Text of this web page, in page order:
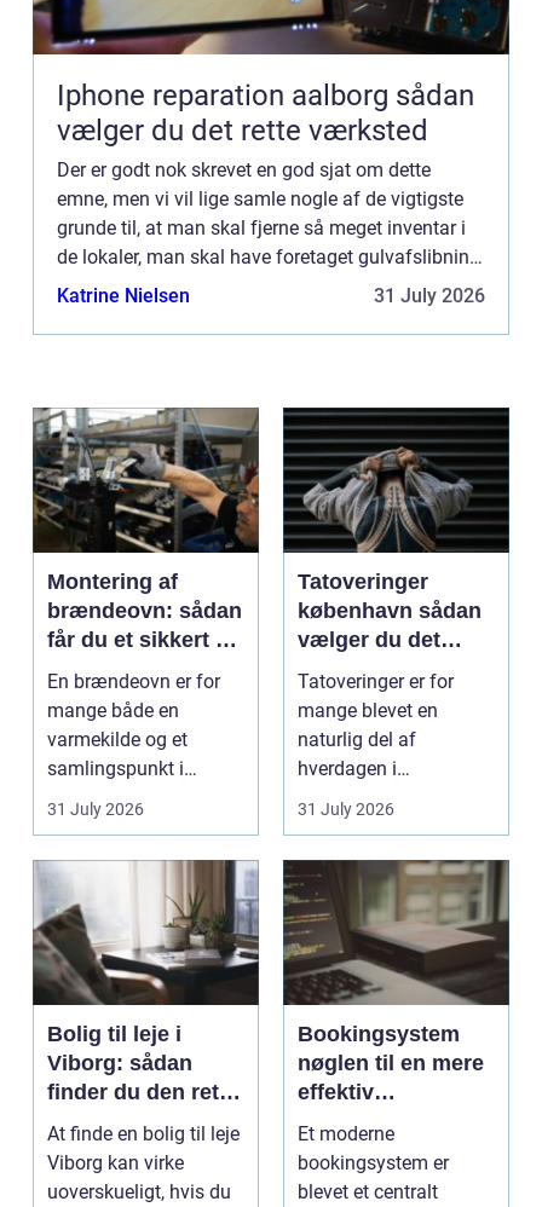
Iphone reparation aalborg sådan
vælger du det rette værksted
Der er godt nok skrevet en god sjat om dette
emne, men vi vil lige samle nogle af de vigtigste
grunde til, at man skal fjerne så meget inventar i
de lokaler, man skal have foretaget gulvafslibning
i – måske vil nogle af grundene end...
Katrine Nielsen 31 July 2026
Montering af
brændeovn: sådan
får du et sikkert og
smukt resultat
En brændeovn er for
mange både en
varmekilde og et
samlingspunkt i
hjemmet. Flammerne
31 July 2026
Tatoveringer
københavn sådan
vælger du det
rigtige studie
Tatoveringer er for
mange blevet en
naturlig del af
hverdagen i
København. Byen er
fyldt med dygtige...
31 July 2026
Bolig til leje i
Viborg: sådan
finder du den rette
lejlighed
At finde en bolig til leje
Viborg kan virke
uoverskueligt, hvis du
Bookingsystem
nøglen til en mere
effektiv
klinikhverdag
Et moderne
bookingsystem er
blevet et centralt